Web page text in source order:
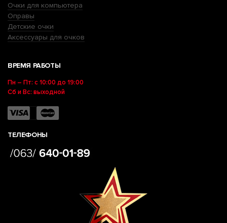
Очки для компьютера
Оправы
Детские очки
Аксессуары для очков
ВРЕМЯ РАБОТЫ
Пн – Пт: с 10:00 до 19:00
Сб и Вс: выходной
ТЕЛЕФОНЫ